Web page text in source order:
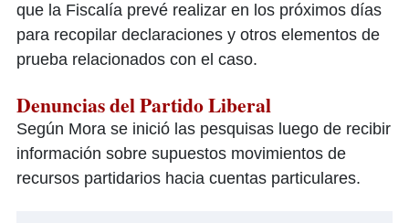
que la Fiscalía prevé realizar en los próximos días
para recopilar declaraciones y otros elementos de
prueba relacionados con el caso.
Denuncias del Partido Liberal
Según Mora se inició las pesquisas luego de recibir
información sobre supuestos movimientos de
recursos partidarios hacia cuentas particulares.